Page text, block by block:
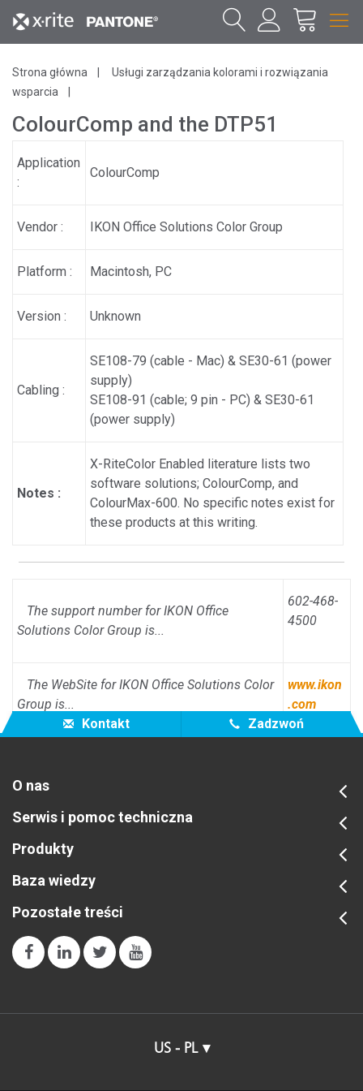
Strona główna
Usługi zarządzania kolorami i rozwiązania
wsparcia
ColourComp and the DTP51
Application
:
ColourComp
Vendor : IKON Office Solutions Color Group
Platform : Macintosh, PC
Version : Unknown
Cabling :
SE108-79 (cable - Mac) & SE30-61 (power
supply)
SE108-91 (cable; 9 pin - PC) & SE30-61
(power supply)
Notes :
X-RiteColor Enabled literature lists two
software solutions; ColourComp, and
ColourMax-600. No specific notes exist for
these products at this writing.
The support number for IKON Office
Solutions Color Group is...
602-468-
4500
The WebSite for IKON Office Solutions Color
Group is...
www.ikon
.com
Kontakt
Zadzwoń
O nas
Serwis i pomoc techniczna
Produkty
Baza wiedzy
Pozostałe treści
US - PL